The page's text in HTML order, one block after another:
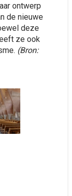
ontwerp
de nieuwe
deze
ze ook
(Bron: